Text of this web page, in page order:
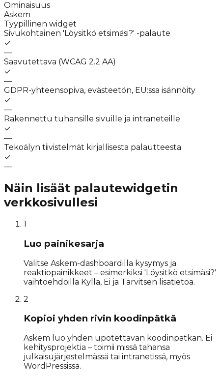
Ominaisuus
Askem
Tyypillinen widget
Sivukohtainen 'Löysitkö etsimäsi?' -palaute
✓
—
Saavutettava (WCAG 2.2 AA)
✓
—
GDPR-yhteensopiva, evästeetön, EU:ssa isännöity
✓
—
Rakennettu tuhansille sivuille ja intraneteille
✓
—
Tekoälyn tiivistelmät kirjallisesta palautteesta
✓
—
Näin lisäät palautewidgetin
verkkosivullesi
1
Luo painikesarja
Valitse Askem-dashboardilla kysymys ja
reaktiopainikkeet – esimerkiksi 'Löysitkö etsimäsi?'
vaihtoehdoilla Kyllä, Ei ja Tarvitsen lisätietoa.
2
Kopioi yhden rivin koodinpätkä
Askem luo yhden upotettavan koodinpätkän. Ei
kehitysprojektia – toimii missä tahansa
julkaisujärjestelmässä tai intranetissä, myös
WordPressissä.